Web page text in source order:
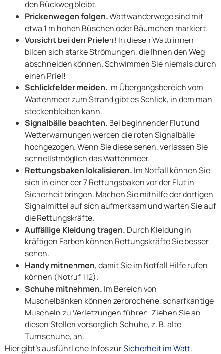
den Rückweg bleibt.
Prickenwegen folgen.Wattwanderwege sind mit
etwa 1 m hohen Büschen oder Bäumchen markiert.
Vorsicht bei den Prielen! In diesen Wattrinnen
bilden sich starke Strömungen, die Ihnen den Weg
abschneiden können. Schwimmen Sie niemals durch
einen Priel!
Schlickfelder meiden. Im Übergangsbereich vom
Wattenmeer zum Strand gibt es Schlick, in dem man
steckenbleiben kann.
Signalbälle beachten. Bei beginnender Flut und
Wetterwarnungen werden die roten Signalbälle
hochgezogen. Wenn Sie diese sehen, verlassen Sie
schnellstmöglich das Wattenmeer.
Rettungsbaken lokalisieren. Im Notfall können Sie
sich in einer der 7 Rettungsbaken vor der Flut in
Sicherheit bringen. Machen Sie mithilfe der dortigen
Signalmittel auf sich aufmerksam und warten Sie auf
die Rettungskräfte.
Auffällige Kleidung tragen. Durch Kleidung in
kräftigen Farben können Rettungskräfte Sie besser
sehen.
Handy mitnehmen, damit Sie im Notfall Hilfe rufen
können (Notruf 112).
Schuhe mitnehmen. Im Bereich von
Muschelbänken können zerbrochene, scharfkantige
Muscheln zu Verletzungen führen. Ziehen Sie an
diesen Stellen vorsorglich Schuhe, z. B. alte
Turnschuhe, an.
Hier gibt’s ausführliche Infos zurSicherheit im Watt.